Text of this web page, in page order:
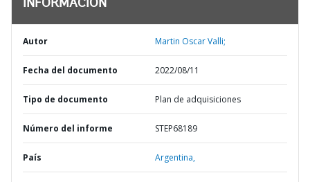
INFORMACIÓN
Autor Martin Oscar Valli;
Fecha del documento 2022/08/11
Tipo de documento Plan de adquisiciones
Número del informe STEP68189
País Argentina,